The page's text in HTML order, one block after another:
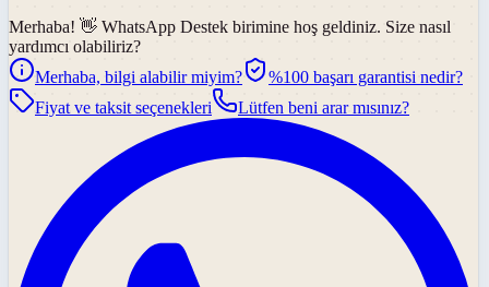
Merhaba! 👋 WhatsApp Destek birimine hoş geldiniz. Size nasıl
yardımcı olabiliriz?
Merhaba, bilgi alabilir miyim?
%100 başarı garantisi nedir?
Fiyat ve taksit seçenekleri
Lütfen beni arar mısınız?